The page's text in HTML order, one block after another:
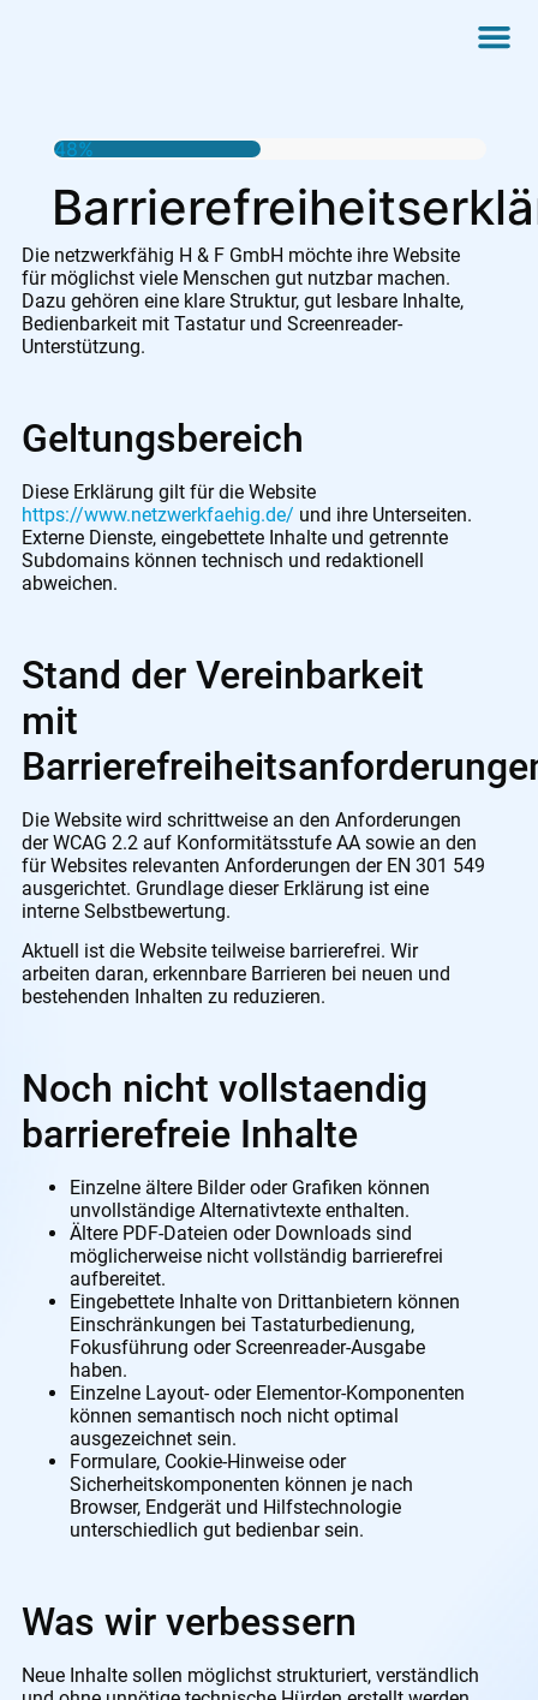
48%
Die netzwerkfähig H & F GmbH möchte ihre Website
für möglichst viele Menschen gut nutzbar machen.
Dazu gehören eine klare Struktur, gut lesbare Inhalte,
Bedienbarkeit mit Tastatur und Screenreader-
Unterstützung.
Geltungsbereich
Diese Erklärung gilt für die Website
https://www.netzwerkfaehig.de/ und ihre Unterseiten.
Externe Dienste, eingebettete Inhalte und getrennte
Subdomains können technisch und redaktionell
abweichen.
Stand der Vereinbarkeit
mit
Die Website wird schrittweise an den Anforderungen
der WCAG 2.2 auf Konformitätsstufe AA sowie an den
für Websites relevanten Anforderungen der EN 301 549
ausgerichtet. Grundlage dieser Erklärung ist eine
interne Selbstbewertung.
Aktuell ist die Website teilweise barrierefrei. Wir
arbeiten daran, erkennbare Barrieren bei neuen und
bestehenden Inhalten zu reduzieren.
Noch nicht vollstaendig
barrierefreie Inhalte
Einzelne ältere Bilder oder Grafiken können
unvollständige Alternativtexte enthalten.
Ältere PDF-Dateien oder Downloads sind
möglicherweise nicht vollständig barrierefrei
aufbereitet.
Eingebettete Inhalte von Drittanbietern können
Einschränkungen bei Tastaturbedienung,
Fokusführung oder Screenreader-Ausgabe
haben.
Einzelne Layout- oder Elementor-Komponenten
können semantisch noch nicht optimal
ausgezeichnet sein.
Formulare, Cookie-Hinweise oder
Sicherheitskomponenten können je nach
Browser, Endgerät und Hilfstechnologie
unterschiedlich gut bedienbar sein.
Was wir verbessern
Neue Inhalte sollen möglichst strukturiert, verständlich